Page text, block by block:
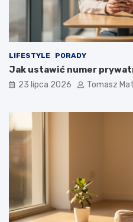
LIFESTYLE PORADY
Jak ustawić numer
23 lipca 2026 Tomasz